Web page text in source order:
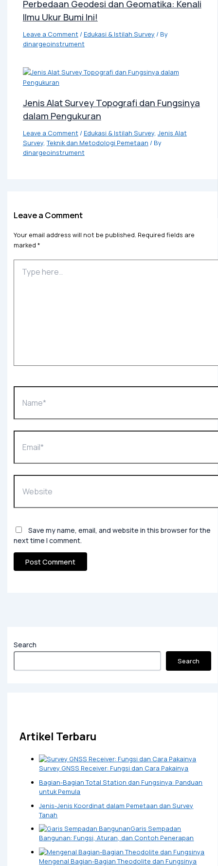
Search
Search
Artikel Terbaru
Survey GNSS Receiver: Fungsi dan Cara Pakainya
Bagian-Bagian Total Station dan Fungsinya: Panduan
untuk Pemula
Jenis-Jenis Koordinat dalam Pemetaan dan Survey
Tanah
Garis Sempadan
Bangunan: Fungsi, Aturan, dan Contoh Penerapan
Mengenal Bagian-Bagian Theodolite dan Fungsinya
Perbedaan Geodesi dan Geomatika: Kenali
Ilmu Ukur Bumi Ini!
Leave a Comment/ Edukasi & Istilah Survey/ By
dinargeoinstrument
Jenis Alat Survey Topografi dan Fungsinya
dalam Pengukuran
Leave a Comment/ Edukasi & Istilah Survey, Jenis Alat
Survey,Teknik dan Metodologi Pemetaan / By
dinargeoinstrument
Leave a Comment
Your email address will not be published. Required fields are
marked *
here..
Email*
Website
Save my name, email, and website in this browser for the
next time I comment.